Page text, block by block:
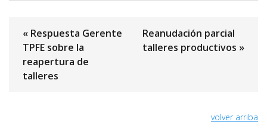
« Respuesta Gerente
TPFE sobre la
reapertura de
talleres
Reanudación parcial
talleres productivos »
volver arriba